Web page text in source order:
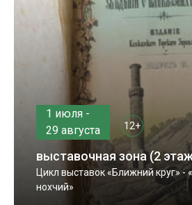
1 июля -
29 августа
12+
выставочная зона (2
Цикл выставок «Ближний круг» -
нохчий»